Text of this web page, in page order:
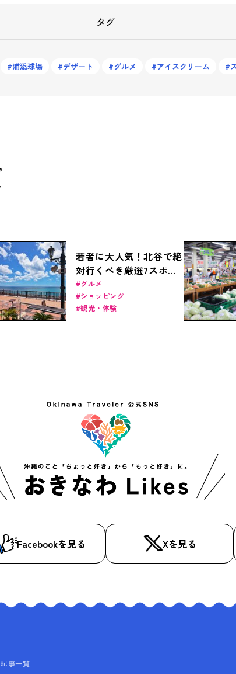
タグ
浦添球場 デザート グルメ アイスクリーム
若者に大人気！北谷で絶
対行くべき厳選7スポッ
トグルメ
ショッピング
観光・体験
Facebookを見る Xを見る
記事一覧